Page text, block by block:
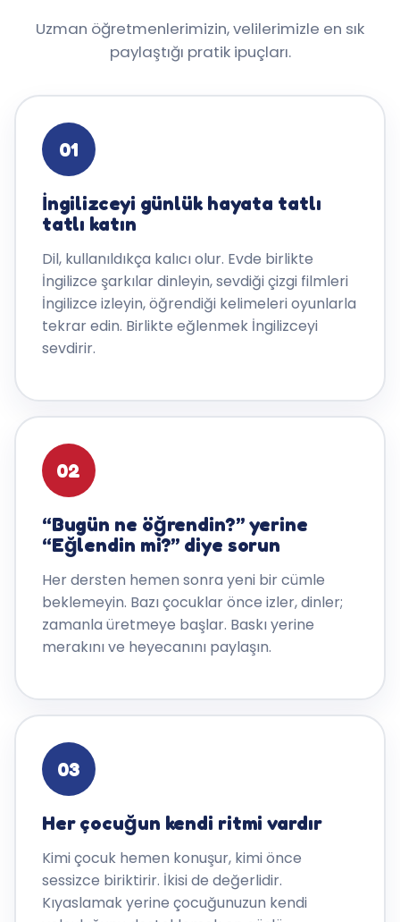
Uzman öğretmenlerimizin, velilerimizle en sık
paylaştığı pratik ipuçları.
01
İngilizceyi günlük hayata tatlı
tatlı katın
Dil, kullanıldıkça kalıcı olur. Evde birlikte
İngilizce şarkılar dinleyin, sevdiği çizgi filmleri
İngilizce izleyin, öğrendiği kelimeleri oyunlarla
tekrar edin. Birlikte eğlenmek İngilizceyi
sevdirir.
02
“Bugün ne öğrendin?” yerine
“Eğlendin mi?” diye sorun
Her dersten hemen sonra yeni bir cümle
beklemeyin. Bazı çocuklar önce izler, dinler;
zamanla üretmeye başlar. Baskı yerine
merakını ve heyecanını paylaşın.
03
Her çocuğun kendi ritmi vardır
Kimi çocuk hemen konuşur, kimi önce
sessizce biriktirir. İkisi de değerlidir.
Kıyaslamak yerine çocuğunuzun kendi